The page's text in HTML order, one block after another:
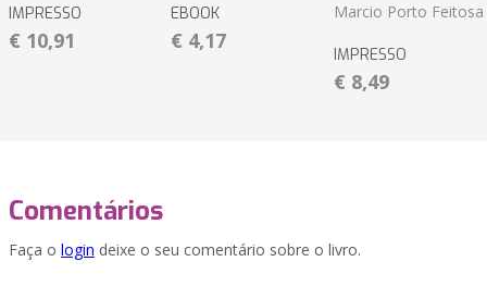
IMPRESSO
€ 10,91
EBOOK
€ 4,17
Marcio Porto Feitosa
IMPRESSO
€ 8,49
Comentários
Faça o login deixe o seu comentário sobre o livro.